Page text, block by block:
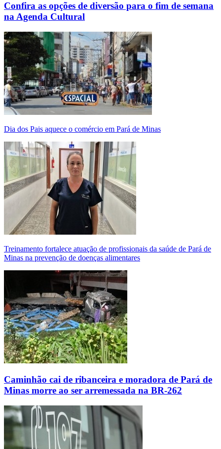
Confira as opções de diversão para o fim de semana
na Agenda Cultural
Dia dos Pais aquece o comércio em Pará de Minas
Treinamento fortalece atuação de profissionais da saúde de Pará de
Minas na prevenção de doenças alimentares
Caminhão cai de ribanceira e moradora de Pará de
Minas morre ao ser arremessada na BR-262